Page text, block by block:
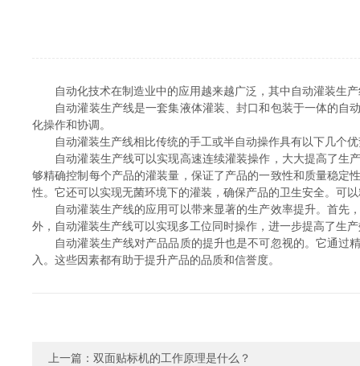
自动化技术在制造业中的应用越来越广泛，其中自动灌装生产
自动灌装生产线是一套集液体灌装、封口和包装于一体的自动
化操作和协调。
自动灌装生产线相比传统的手工或半自动操作具有以下几个优
自动灌装生产线可以实现高速连续灌装操作，大大提高了生产
够精确控制每个产品的灌装量，保证了产品的一致性和质量稳定
性。它还可以实现无菌环境下的灌装，确保产品的卫生安全。可
自动灌装生产线的应用可以带来显著的生产效率提升。首先，
外，自动灌装生产线可以实现多工位同时操作，进一步提高了生
自动灌装生产线对产品品质的提升也是不可忽视的。它通过精
入。这些因素都有助于提升产品的品质和信誉度。
上一篇： 双面贴标机的工作原理是什么？